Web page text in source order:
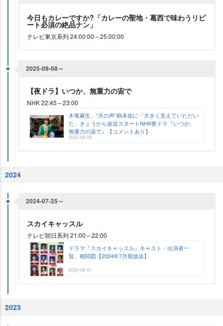
今日もカレーですか?「カレーの聖地・葛西で味わうリピ
ート必須の絶品ナン」
テレビ東京系列 24:00:00～25:00:00
2025-09-08～
【夜ドラ】いつか、無重力の宙で
NHK 22:45～23:00
木竜麻生、“天の声”柄本佑に「大きく支えていただい
た」きょうから放送スタートNHK夜ドラ『いつか、
無重力の宙で』【コメントあり】
2025-09-08
2024
2024-07-25～
スカイキャッスル
テレビ朝日系列 21:00～22:00
ドラマ『スカイキャッスル』キャスト・出演者一
覧、相関図【2024年7月期放送】
2024-08-01
2023